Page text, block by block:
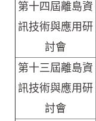
第十四屆離島資
訊技術與應用研
討會
第十三屆離島資
訊技術與應用研
討會